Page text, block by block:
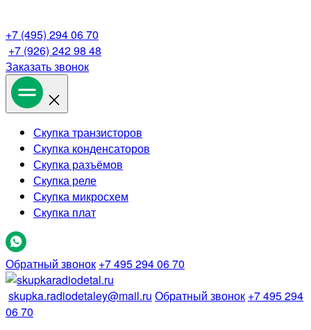
+7 (495) 294 06 70
+7 (926) 242 98 48
Заказать звонок
Скупка транзисторов
Скупка конденсаторов
Скупка разъёмов
Скупка реле
Скупка микросхем
Скупка плат
Обратный звонок +7 495 294 06 70
skupka.radiodetaley@mail.ru Обратный звонок +7 495 294
06 70